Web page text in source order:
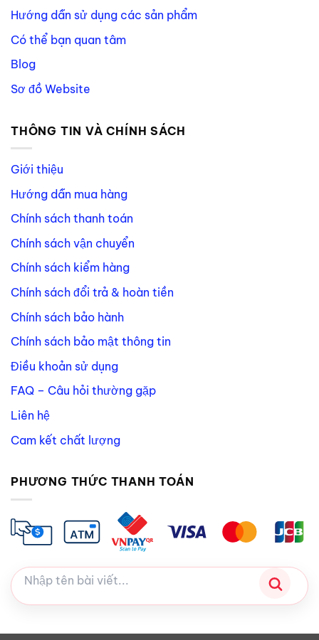
Hướng dẫn sử dụng các sản phẩm
Có thể bạn quan tâm
Blog
Sơ đồ Website
THÔNG TIN VÀ CHÍNH SÁCH
Giới thiệu
Hướng dẫn mua hàng
Chính sách thanh toán
Chính sách vận chuyển
Chính sách kiểm hàng
Chính sách đổi trả & hoàn tiền
Chính sách bảo hành
Chính sách bảo mật thông tin
Điều khoản sử dụng
FAQ – Câu hỏi thường gặp
Liên hệ
Cam kết chất lượng
PHƯƠNG THỨC THANH TOÁN